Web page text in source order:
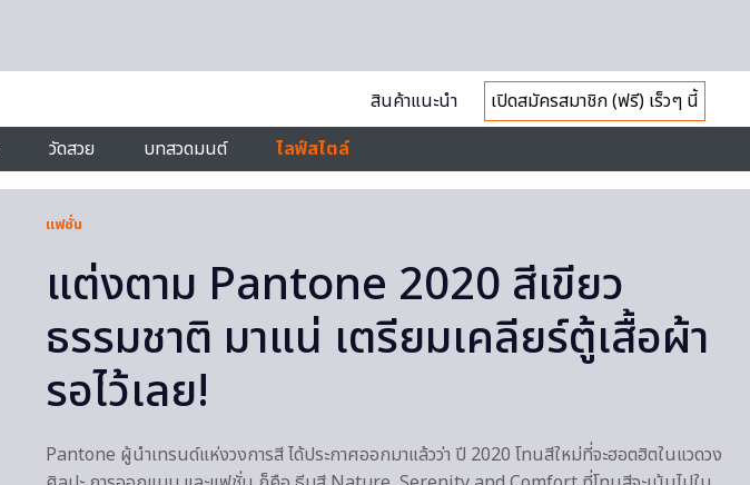
สินค้าแนะนำ
เปิดสมัครสมาชิก (ฟรี) เร็วๆ นี้
วัดสวย บทสวดมนต์ ไลฟ์สไตล์
แฟชั่น
แต่งตาม Pantone 2020 สีเขียว
ธรรมชาติ มาแน่ เตรียมเคลียร์ตู้เสื้อผ้า
รอไว้เลย!
Pantone ผู้นำเทรนด์แห่งวงการสี ได้ประกาศออกมาแล้วว่า ปี 2020 โทนสีใหม่ที่จะฮอตฮิตในแวดวง